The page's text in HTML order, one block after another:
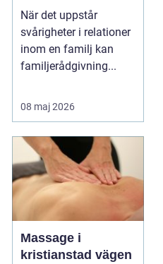
När det uppstår
svårigheter i relationer
inom en familj kan
familjerådgivning...
08 maj 2026
Massage i
kristianstad vägen